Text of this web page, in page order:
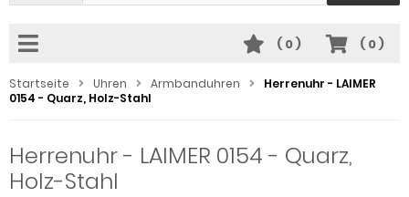
( 0)
( 0)
Startseite Uhren Armbanduhren
Herrenuhr - LAIMER
0154 - Quarz, Holz-Stahl
Herrenuhr - LAIMER 0154 - Quarz,
Holz-Stahl